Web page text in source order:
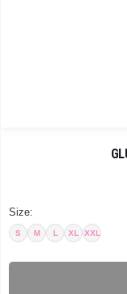
Size:
S M L XL XXL